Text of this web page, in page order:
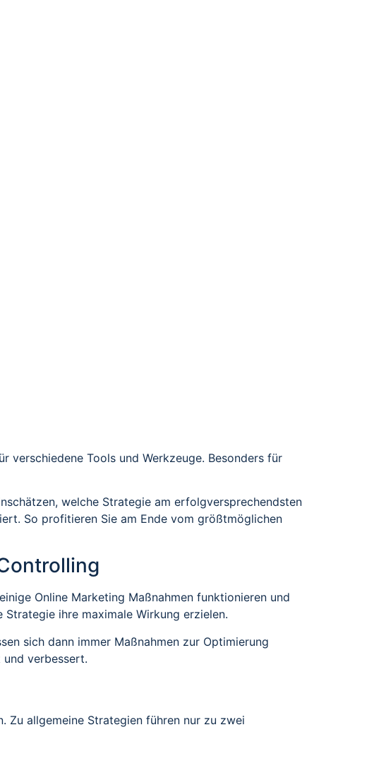
verschiedene Tools und Werkzeuge. Besonders für
welche Strategie am erfolgversprechendsten
So profitieren Sie am Ende vom größtmöglichen
Online Marketing Maßnahmen funktionieren und
ihre maximale Wirkung erzielen.
sich dann immer Maßnahmen zur Optimierung
und verbessert.
Zu allgemeine Strategien führen nur zu zwei